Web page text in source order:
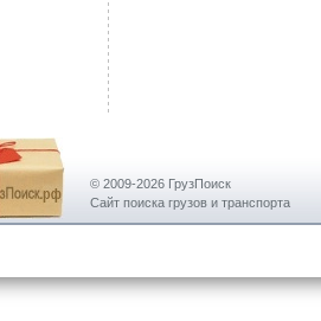
© 2009-2026 ГрузПоиск
Сайт поиска грузов и транспорта